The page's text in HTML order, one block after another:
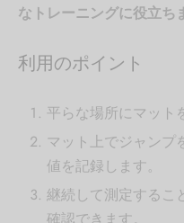
なトレーニングに役立ち
利用のポイント
平らな場所にマット
マット上でジャンプ
値を記録します。
継続して測定するこ